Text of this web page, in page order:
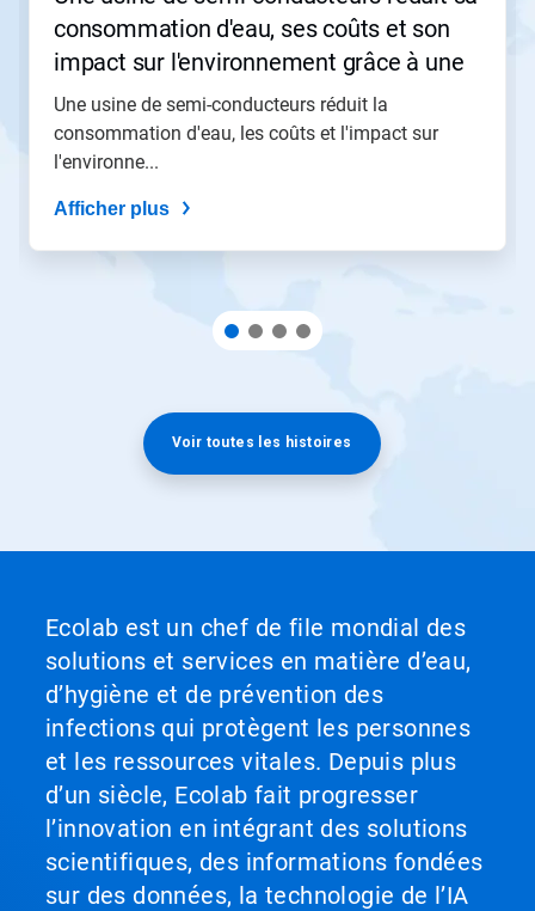
consommation d'eau, ses coûts et son
impact sur l'environnement grâce à une
meilleure visibilité sur son circuit d'eau
de refroidissement pour la fabrication​​​​​​​​​​​​​​
Une usine de semi-conducteurs réduit la
consommation d'eau, les coûts et l'impact sur
l'environne...
Afficher plus
Voir toutes les histoires
Ecolab est un chef de file mondial des
solutions et services en matière d’eau,
d’hygiène et de prévention des
infections qui protègent les personnes
et les ressources vitales. Depuis plus
d’un siècle, Ecolab fait progresser
l’innovation en intégrant des solutions
scientifiques, des informations fondées
sur des données, la technologie de l’IA